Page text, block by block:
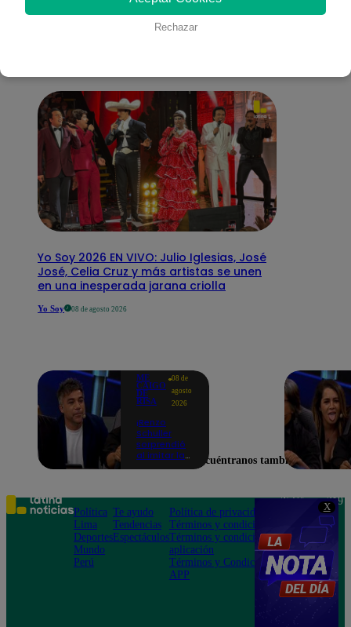
X
interesar
Yo Soy 2026 EN VIVO: Julio Iglesias, José
José, Celia Cruz y más artistas se unen
en una inesperada jarana criolla
Yo Soy 08 de agosto 2026
ME
CAIGO
DE
RISA
08 de
agosto
2026
¡Renzo
Schuller
sorprendió
al imitar la
De Risa!
Rechazar
Encuéntranos también en
Política
Lima
Deportes
Mundo
Perú
Te ayudo
Tendencias
Espectáculos
Política de privacidad
Términos y condiciones
Términos y condiciones
aplicación
Términos y Condiciones
APP
Teléfono: 219
Av. San
Felipe 968
Jesús María